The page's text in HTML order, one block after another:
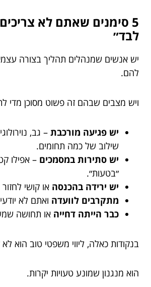
5 סימנים שאתם לא
לבד״
יש אנשים שמנהלים תהליך בצורה
להם.
ויש מצבים שבהם זה פשוט מסוכן מדי
יש פגיעה מורכבת – גב,
שילוב של כמה תחומים.
יש סתירות במסמכים – אפילו
״בטעות״.
יש ירידה בהכנסה או קושי
מתקרבים לוועדה ואתם לא
כבר הייתה דחייה או תחושה
בנקודות כאלה, ליווי משפטי טוב הוא
הוא מנגנון שמונע טעויות יקרות.